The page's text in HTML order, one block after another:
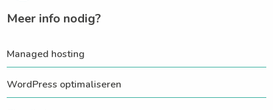
Meer info nodig?
Managed hosting
WordPress optimaliseren